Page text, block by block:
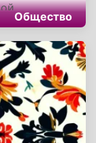
в
Общество